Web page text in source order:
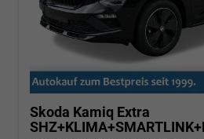
Skoda Kamiq Extra